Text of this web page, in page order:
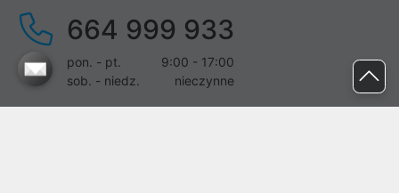
664 999 933
pon. - pt.
9:00 - 17:00
sob. - niedz.
nieczynne